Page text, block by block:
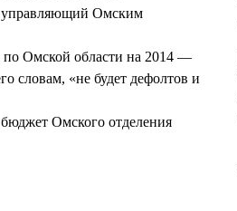
управляющий Омским
Омской области на 2014 —
словам, «не будет дефолтов и
Омского отделения